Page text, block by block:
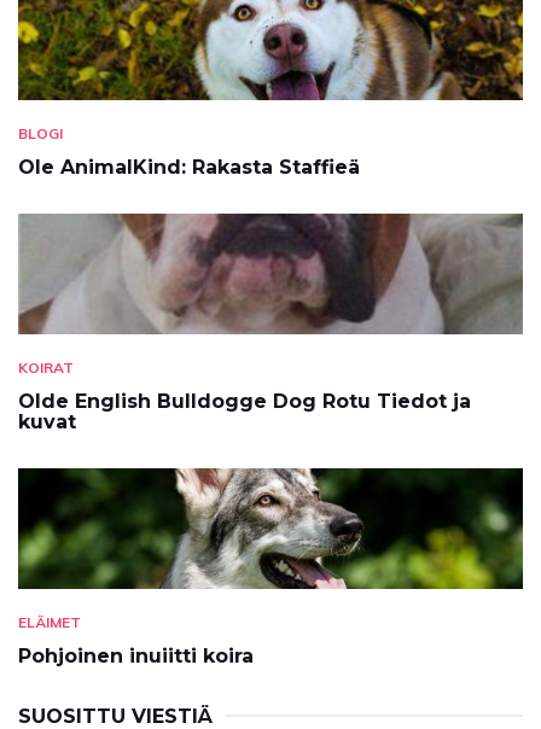
BLOGI
Ole AnimalKind: Rakasta Staffieä
KOIRAT
Olde English Bulldogge Dog Rotu Tiedot ja
kuvat
ELÄIMET
Pohjoinen inuiitti koira
SUOSITTU VIESTIÄ